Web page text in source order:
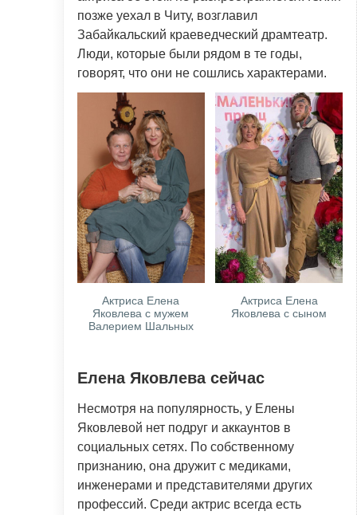
позже уехал в Читу, возглавил
Забайкальский краеведческий драмтеатр.
Люди, которые были рядом в те годы,
говорят, что они не сошлись характерами.
Актриса Елена
Яковлева с мужем
Валерием Шальных
Актриса Елена
Яковлева с сыном
Елена Яковлева сейчас
Несмотря на популярность, у Елены
Яковлевой нет подруг и аккаунтов в
социальных сетях. По собственному
признанию, она дружит с медиками,
инженерами и представителями других
профессий. Среди актрис всегда есть